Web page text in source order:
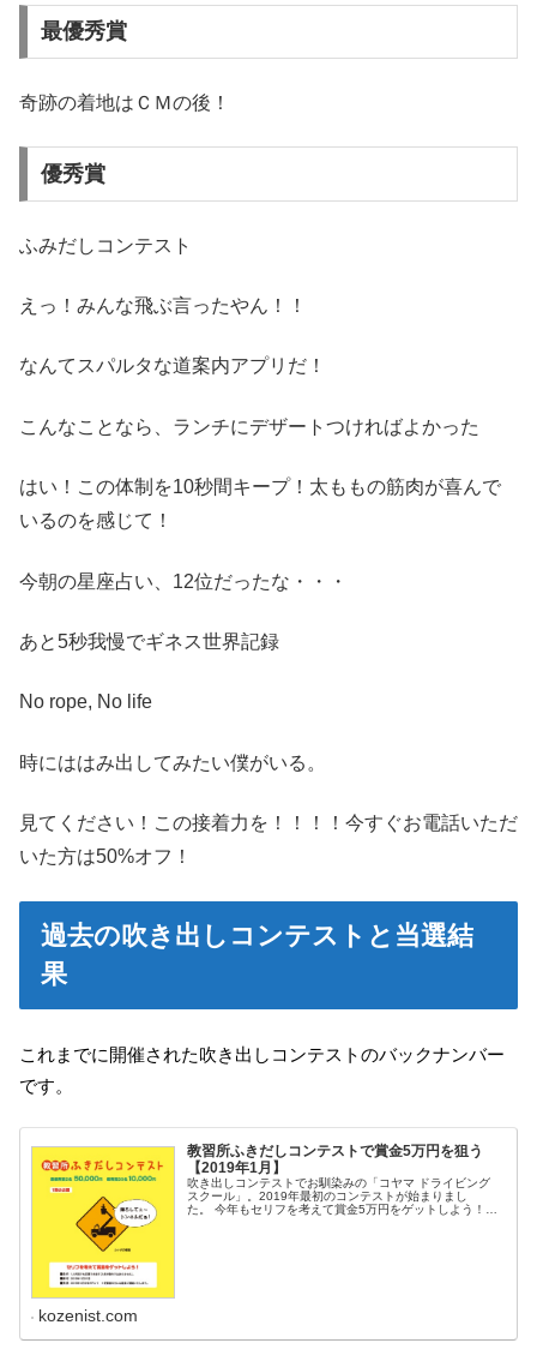
最優秀賞
奇跡の着地はＣＭの後！
優秀賞
ふみだしコンテスト
えっ！みんな飛ぶ言ったやん！！
なんてスパルタな道案内アプリだ！
こんなことなら、ランチにデザートつければよかった
はい！この体制を10秒間キープ！太ももの筋肉が喜んで
いるのを感じて！
今朝の星座占い、12位だったな・・・
あと5秒我慢でギネス世界記録
No rope, No life
時にははみ出してみたい僕がいる。
見てください！この接着力を！！！！今すぐお電話いただ
いた方は50%オフ！
過去の吹き出しコンテストと当選結
果
これまでに開催された吹き出しコンテストのバックナンバー
です。
教習所ふきだしコンテストで賞金5万円を狙う
【2019年1月】
吹き出しコンテストでお馴染みの「コヤマ ドライビング
スクール」。2019年最初のコンテストが始まりまし
た。 今年もセリフを考えて賞金5万円をゲットしよう！※
kozenist.com